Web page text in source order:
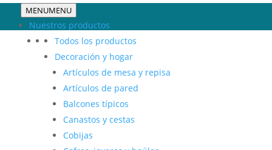
MENUMENU
Nuestros productos
Todos los productos
Decoración y hogar
Artículos de mesa y repisa
Artículos de pared
Balcones típicos
Canastos y cestas
Cobijas